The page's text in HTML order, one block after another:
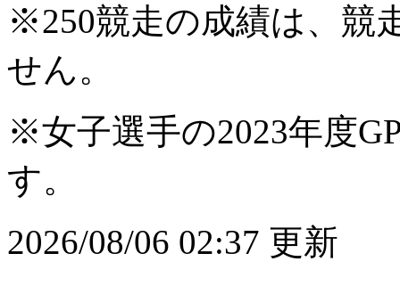
※250競走の成績は、競
せん。
※女子選手の2023年度
す。
2026/08/06 02:37 更新